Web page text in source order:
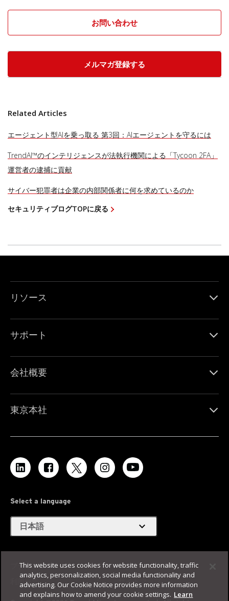
お問い合わせ
メルマガ登録する
Related Articles
エージェント型AIを乗っ取る 第3回：AIエージェントを守るには
TrendAI™のインテリジェンスが法執行機関による「Tycoon 2FA」
運営者の逮捕に貢献
サイバー犯罪者は企業の内部関係者に何を求めているのか
セキュリティブログTOPに戻る
リソース
サポート
会社概要
東京本社
Select a language
日本語 expand_more
プライバシー
Legal
利用規約
サイトマップ
This website uses cookies for website functionality, traffic
analytics, personalization, social media functionality and
advertising. Our Cookie Notice provides more information
and explains how to amend your cookie settings. Learn